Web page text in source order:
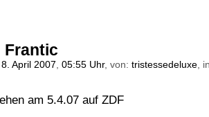
Frantic
April 2007, 05:55 Uhr, von: tristessedeluxe,
am 5.4.07 auf ZDF